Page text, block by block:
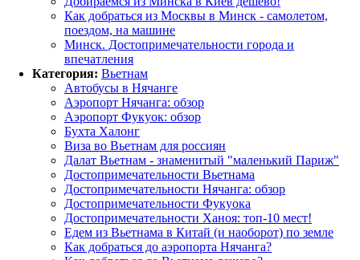
Как добраться из Москвы в Минск - самолетом,
поездом, на машине
Минск. Достопримечательности города и
впечатления
Категория: Вьетнам
Автобусы в Нячанге
Аэропорт Нячанга: обзор
Аэропорт Фукуок: обзор
Бухта Халонг
Виза во Вьетнам для россиян
Далат Вьетнам - знаменитый "маленький Париж"
Достопримечательности Вьетнама
Достопримечательности Нячанга: обзор
Достопримечательности Фукуока
Достопримечательности Ханоя: топ-10 мест!
Едем из Вьетнама в Китай (и наоборот) по земле
Как добраться до аэропорта Нячанга?